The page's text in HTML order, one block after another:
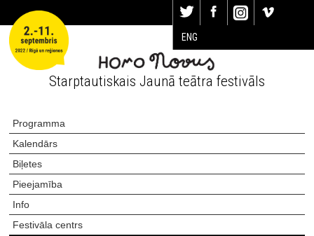
ENG
Starptautiskais Jaunā teātra festivāls
Programma
Kalendārs
Biļetes
Pieejamība
Info
Festivāla centrs